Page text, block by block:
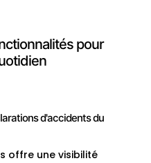
pour
d'accidents du
offre une visibilité